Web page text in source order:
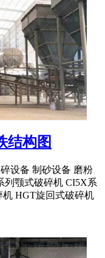
结构图
设备 制砂设备 磨粉
列颚式破碎机 CI5X系
HGT旋回式破碎机